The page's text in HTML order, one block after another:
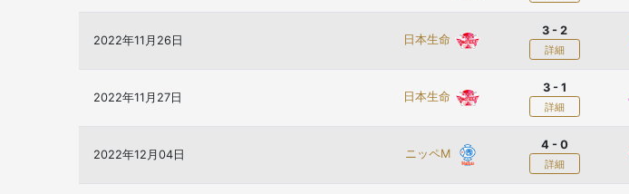
2022年11月26日 日本生命
3 - 2
詳細
2022年11月27日 日本生命
3 - 1
詳細
2022年12月04日 ニッペM
4 - 0
詳細